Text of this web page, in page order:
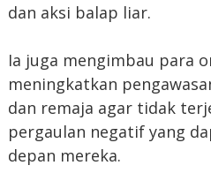
dan aksi balap liar.
Ia juga mengimbau para
meningkatkan
dan remaja agar tidak
pergaulan negatif yang
depan mereka.